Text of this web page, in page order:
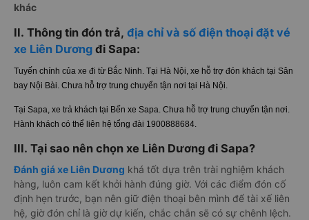
khác
II. Thông tin đón trả, địa chỉ và số điện thoại đặt vé
xe Liên Dương đi Sapa:
Tuyến chính của xe đi từ Bắc Ninh. Tại Hà Nội, xe hỗ trợ đón khách tại Sân
bay Nội Bài. Chưa hỗ trợ trung chuyển tận nơi tại Hà Nội.
Tại Sapa, xe trả khách tại Bến xe Sapa. Chưa hỗ trợ trung chuyển tận nơi.
Hành khách có thể liên hệ tổng đài 1900888684.
III. Tại sao nên chọn xe Liên Dương đi Sapa?
Đánh giá xe Liên Dương khá tốt dựa trên trài nghiệm khách
hàng, luôn cam kết khởi hành đúng giờ. Với các điểm đón cố
định hẹn trước, bạn nên giữ điện thoại bên mình để tài xế liên
hệ, giờ đón chỉ là giờ dự kiến, chắc chắn sẽ có sự chênh lệch.